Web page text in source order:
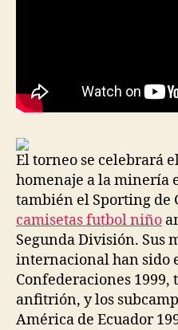
El torneo se celebrará
homenaje a la minería
también el Sporting de
camisetas futbol niño
Segunda División. Sus
internacional han sido
Confederaciones 1999,
anfitrión, y los
América de Ecuador